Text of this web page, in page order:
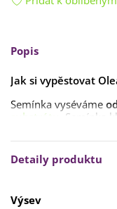
Popis
Jak si vypěstovat
Semínka vyséváme
substrátu
. Semínka
Stanoviště volíme
hnojíme tekutým
stát v misce s vodou
Detaily produktu
Výsev